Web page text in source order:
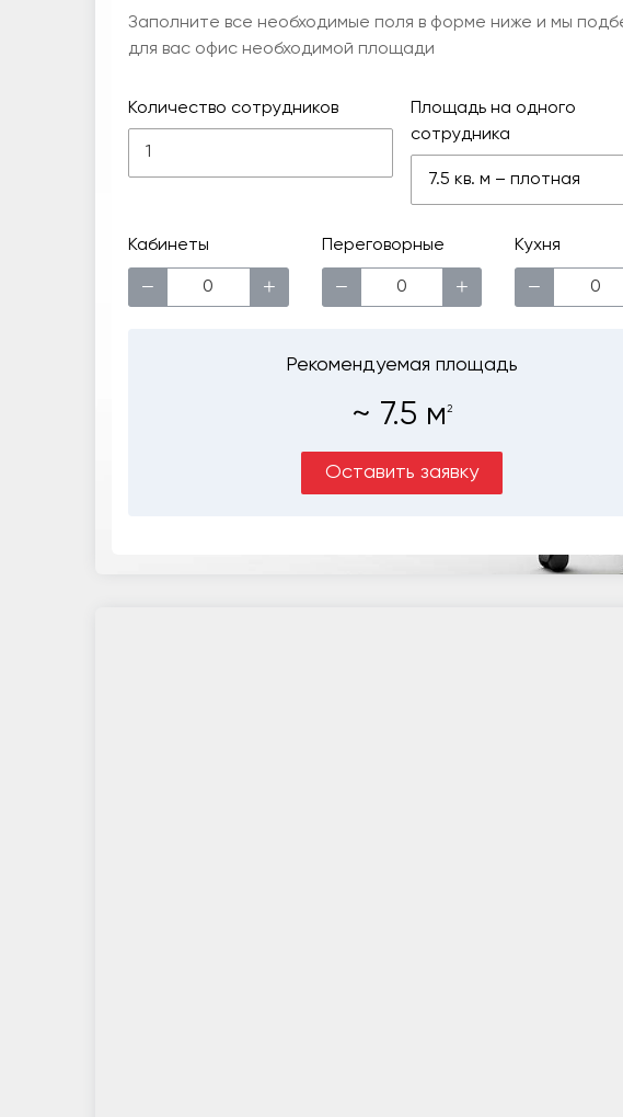
Заполните все необходимые поля в форме ниже и мы
для вас офис необходимой площади
Количество сотрудников
Площадь на одного
сотрудника
7.5 кв. м – плотная
Кабинеты
− +
Переговорные
− +
Кухня
−
Рекомендуемая площадь
~ 7.5 м 2
Оставить заявку